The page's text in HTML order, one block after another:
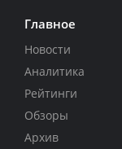
Главное
Новости
Аналитика
Рейтинги
Обзоры
Архив